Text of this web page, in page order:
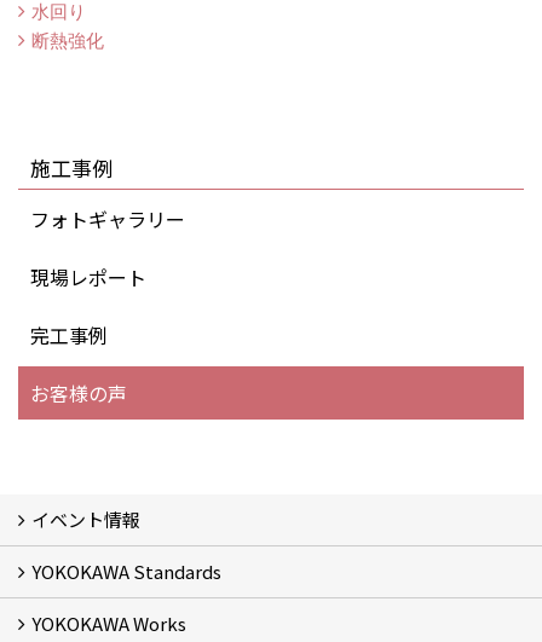
水回り
断熱強化
施工事例
フォトギャラリー
現場レポート
完工事例
お客様の声
イベント情報
イベント予告
イベント報告
YOKOKAWA Standards
基本理念 (2)
横川組の家造り
正しい耐震・制震の家
正しい断熱の家
S-grade
SS-grade
YOKOKAWA Works